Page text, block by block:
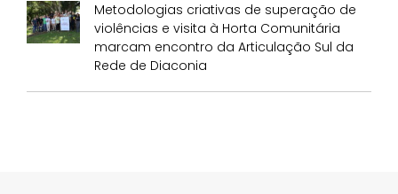
Metodologias criativas de superação de
violências e visita à Horta Comunitária
marcam encontro da Articulação Sul da
Rede de Diaconia